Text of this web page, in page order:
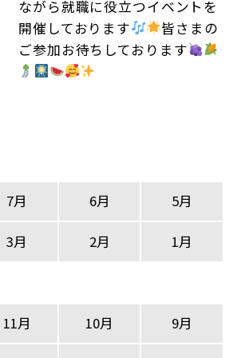
ながら就職に役立つイベントを
開催しております
皆さまの
ご参加お待ちしております
7月 6月 5月
3月 2月 1月
11月 10月 9月